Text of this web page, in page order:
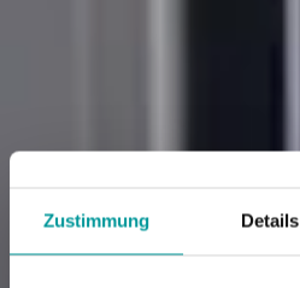
Zustimmung Details